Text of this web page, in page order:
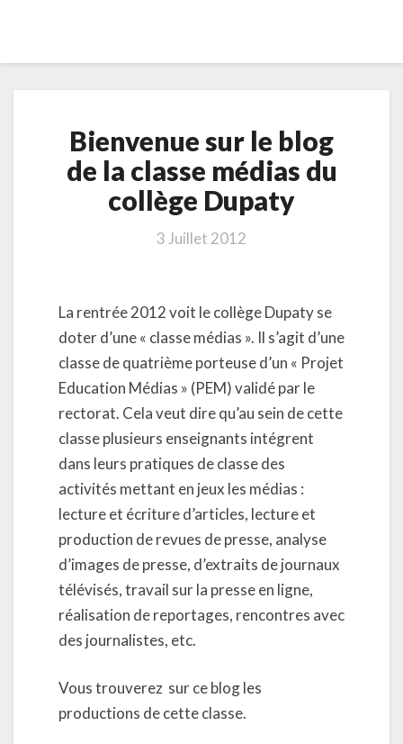
sur
le
blog
de
la
classe
Dupaty
Bienvenue sur le blog
de la classe médias du
collège Dupaty
3 Juillet 2012
La rentrée 2012 voit le collège Dupaty se
doter d’une « classe médias ». Il s’agit d’une
classe de quatrième porteuse d’un « Projet
Education Médias » (PEM) validé par le
rectorat. Cela veut dire qu’au sein de cette
classe plusieurs enseignants intégrent
dans leurs pratiques de classe des
activités mettant en jeux les médias :
lecture et écriture d’articles, lecture et
production de revues de presse, analyse
d’images de presse, d’extraits de journaux
télévisés, travail sur la presse en ligne,
réalisation de reportages, rencontres avec
des journalistes, etc.
Vous trouverez sur ce blog les
productions de cette classe.